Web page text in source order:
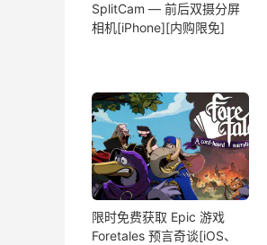
SplitCam — 前后双摄分屏
相机[iPhone][内购限免]
限时免费获取 Epic 游戏
Foretales 预言奇谈[iOS、